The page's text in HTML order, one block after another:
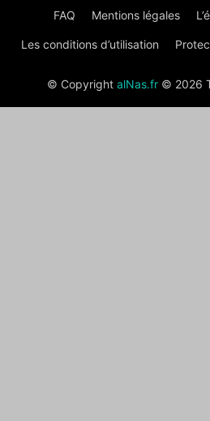
FAQ Mentions légales
Les conditions d’utilisation
© Copyright alNas.fr© 2026